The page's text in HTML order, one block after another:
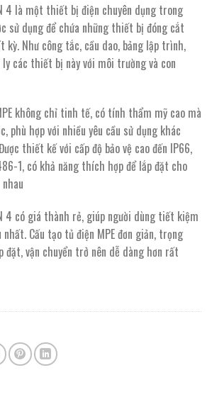
4 là một thiết bị điện chuyên dụng trong
sử dụng để chứa những thiết bị đóng cắt
kỳ. Như công tắc, cầu dao, bảng lập trình,
ly các thiết bị này với môi trường và con
không chỉ tinh tế, có tính thẩm mỹ cao mà
phù hợp với nhiều yêu cầu sử dụng khác
thiết kế với cấp độ bảo vệ cao đến IP66,
1, có khả năng thích hợp để lắp đặt cho
4 có giá thành rẻ, giúp người dùng tiết kiệm
Cấu tạo tủ điện MPE đơn giản, trọng
đặt, vận chuyển trở nên dễ dàng hơn rất